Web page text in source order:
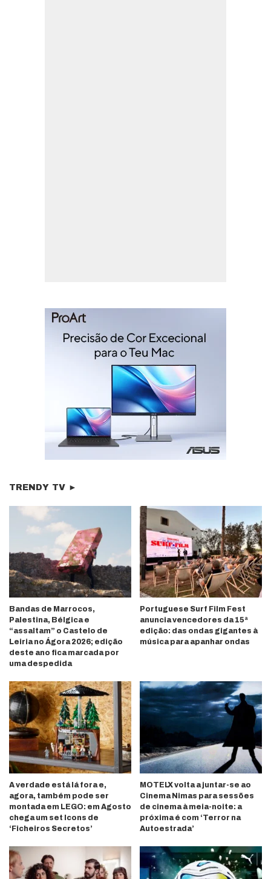
TRENDY TV ►
Bandas de Marrocos,
Palestina, Bélgica e
“assaltam” o Castelo de
Leiria no Ágora 2026; edição
deste ano fica marcada por
uma despedida
Portuguese Surf Film Fest
anuncia vencedores da 15ª
edição: das ondas gigantes à
música para apanhar ondas
A verdade está lá fora e,
agora, também pode ser
montada em LEGO: em Agosto
chega um set Icons de
‘Ficheiros Secretos’
MOTELX volta a juntar-se ao
Cinema Nimas para sessões
de cinema à meia-noite: a
próxima é com ‘Terror na
Autoestrada’